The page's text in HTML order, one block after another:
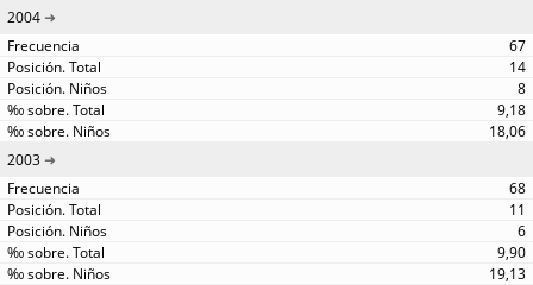
2004
67
14
8
9,18
18,06
2003
68
11
6
9,90
19,13